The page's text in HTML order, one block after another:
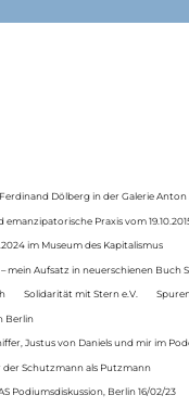
Dölberg in der Galerie
Praxis vom
im Museum des Kapitalismus
Aufsatz in neuerschienen Buch
Solidarität mit Stern e.V.
Berlin
Justus von Daniels und mir im
der Schutzmann als Putzmann
Podiumsdiskussion, Berlin 16/02/23